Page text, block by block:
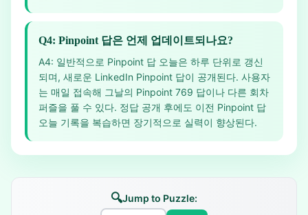
Q4: Pinpoint 답은 언제 업데이트되나요?
A4: 일반적으로 Pinpoint 답 오늘은 하루 단위로 갱신
되며, 새로운 LinkedIn Pinpoint 답이 공개된다. 사용자
는 매일 접속해 그날의 Pinpoint 769 답이나 다른 회차
퍼즐을 풀 수 있다. 정답 공개 후에도 이전 Pinpoint 답
오늘 기록을 복습하면 장기적으로 실력이 향상된다.
🔍Jump to Puzzle: